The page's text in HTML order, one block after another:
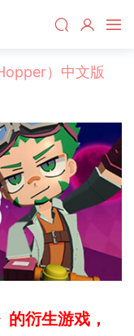
）中文版
衍生游戏，